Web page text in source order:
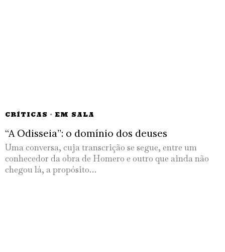
CRÍTICAS · EM SALA
“A Odisseia”: o domínio dos deuses
Uma conversa, cuja transcrição se segue, entre um
conhecedor da obra de Homero e outro que ainda não
chegou lá, a propósito…